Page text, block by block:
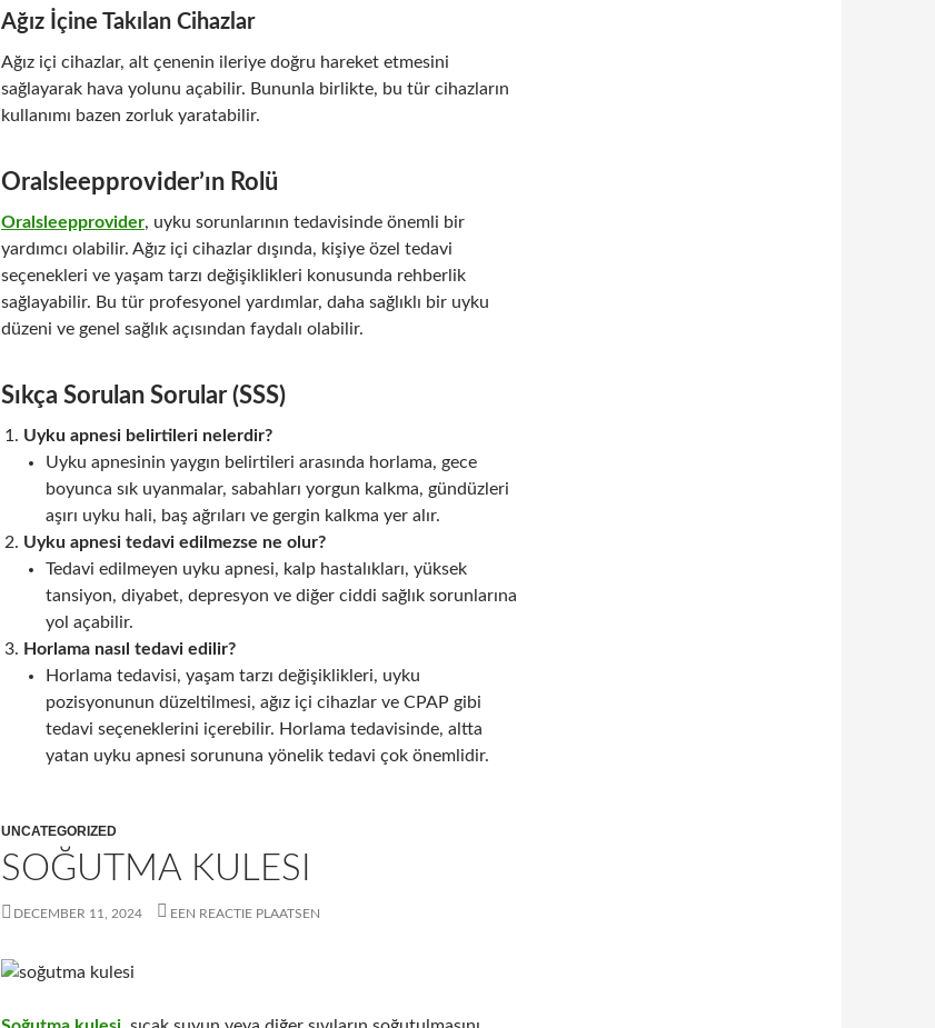
Ağız İçine Takılan Cihazlar
Ağız içi cihazlar, alt çenenin ileriye doğru hareket etmesini
sağlayarak hava yolunu açabilir. Bununla birlikte, bu tür cihazların
kullanımı bazen zorluk yaratabilir.
Oralsleepprovider’ın Rolü
Oralsleepprovider, uyku sorunlarının tedavisinde önemli bir
yardımcı olabilir. Ağız içi cihazlar dışında, kişiye özel tedavi
seçenekleri ve yaşam tarzı değişiklikleri konusunda rehberlik
sağlayabilir. Bu tür profesyonel yardımlar, daha sağlıklı bir uyku
düzeni ve genel sağlık açısından faydalı olabilir.
Sıkça Sorulan Sorular (SSS)
Uyku apnesi belirtileri nelerdir?
Uyku apnesinin yaygın belirtileri arasında horlama, gece
boyunca sık uyanmalar, sabahları yorgun kalkma, gündüzleri
aşırı uyku hali, baş ağrıları ve gergin kalkma yer alır.
Uyku apnesi tedavi edilmezse ne olur?
Tedavi edilmeyen uyku apnesi, kalp hastalıkları, yüksek
tansiyon, diyabet, depresyon ve diğer ciddi sağlık sorunlarına
yol açabilir.
Horlama nasıl tedavi edilir?
Horlama tedavisi, yaşam tarzı değişiklikleri, uyku
pozisyonunun düzeltilmesi, ağız içi cihazlar ve CPAP gibi
tedavi seçeneklerini içerebilir. Horlama tedavisinde, altta
yatan uyku apnesi sorununa yönelik tedavi çok önemlidir.
UNCATEGORIZED
SOĞUTMA KULESI
DECEMBER 11, 2024 EEN REACTIE PLAATSEN